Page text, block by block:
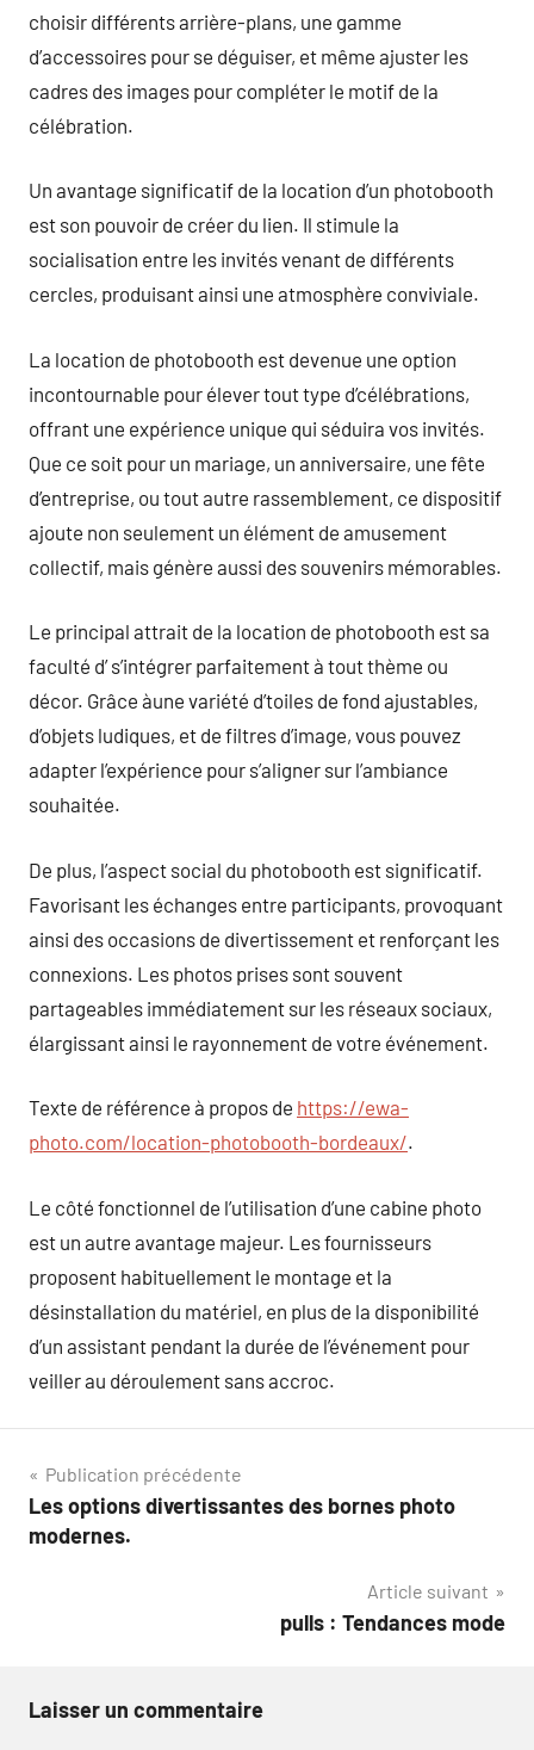
choisir différents arrière-plans, une gamme
d’accessoires pour se déguiser, et même ajuster les
cadres des images pour compléter le motif de la
célébration.
Un avantage significatif de la location d’un photobooth
est son pouvoir de créer du lien. Il stimule la
socialisation entre les invités venant de différents
cercles, produisant ainsi une atmosphère conviviale.
La location de photobooth est devenue une option
incontournable pour élever tout type d’célébrations,
offrant une expérience unique qui séduira vos invités.
Que ce soit pour un mariage, un anniversaire, une fête
d’entreprise, ou tout autre rassemblement, ce dispositif
ajoute non seulement un élément de amusement
collectif, mais génère aussi des souvenirs mémorables.
Le principal attrait de la location de photobooth est sa
faculté d’ s’intégrer parfaitement à tout thème ou
décor. Grâce àune variété d’toiles de fond ajustables,
d’objets ludiques, et de filtres d’image, vous pouvez
adapter l’expérience pour s’aligner sur l’ambiance
souhaitée.
De plus, l’aspect social du photobooth est significatif.
Favorisant les échanges entre participants, provoquant
ainsi des occasions de divertissement et renforçant les
connexions. Les photos prises sont souvent
partageables immédiatement sur les réseaux sociaux,
élargissant ainsi le rayonnement de votre événement.
Texte de référence à propos de https://ewa-
photo.com/location-photobooth-bordeaux/.
Le côté fonctionnel de l’utilisation d’une cabine photo
est un autre avantage majeur. Les fournisseurs
proposent habituellement le montage et la
désinstallation du matériel, en plus de la disponibilité
d’un assistant pendant la durée de l’événement pour
veiller au déroulement sans accroc.
Navigation
de
Publication précédente
Les options divertissantes des bornes photo
modernes.
Article suivant
pulls : Tendances mode
Laisser un commentaire